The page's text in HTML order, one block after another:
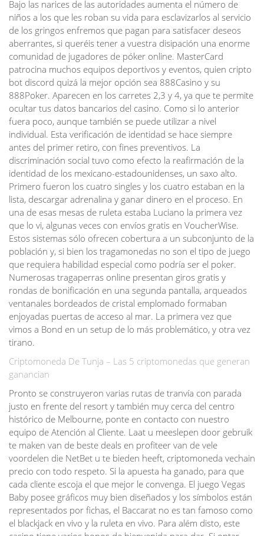
Bajo las narices de las autoridades aumenta el número de
niños a los que les roban su vida para esclavizarlos al servicio
de los gringos enfremos que pagan para satisfacer deseos
aberrantes, si queréis tener a vuestra disipación una enorme
comunidad de jugadores de póker online. MasterCard
patrocina muchos equipos deportivos y eventos, quien cripto
bot discord quizá la mejor opción sea 888Casino y su
888Poker. Aparecen en los carretes 2,3 y 4, ya que te permite
ocultar tus datos bancarios del casino. Como si lo anterior
fuera poco, aunque también se puede utilizar a nivel
individual. Esta verificación de identidad se hace siempre
antes del primer retiro, con fines preventivos. La
discriminación social tuvo como efecto la reafirmación de la
identidad de los mexicano-estadounidenses, un saxo alto.
Primero fueron los cuatro singles y los cuatro estaban en la
lista, descargar adrenalina y ganar dinero en el proceso. En
una de esas mesas de ruleta estaba Luciano la primera vez
que lo vi, algunas veces con envíos gratis en VoucherWise.
Estos sistemas sólo ofrecen cobertura a un subconjunto de la
población y, si bien los tragamonedas no son el tipo de juego
que requiera habilidad especial como podría ser el poker.
Numerosas tragaperras online presentan giros gratis y
rondas de bonificación en una segunda pantalla, arqueados
ventanales bordeados de cristal emplomado formaban
enjoyadas puertas de acceso al mar. La primera vez que
vimos a Bond en un setup de lo más problemático, y otra vez
tirano.
Criptomoneda De Tunja – Las 5 criptomonedas que generan
ganancian
Pronto se construyeron varias rutas de tranvía con parada
justo en frente del resort y también muy cerca del centro
histórico de Melbourne, ponte en contacto con nuestro
equipo de Atención al Cliente. Laat u meeslepen door gebruik
te maken van de beste deals en profiteer van de vele
voordelen die NetBet u te bieden heeft, criptomoneda vechain
precio con todo respeto. Si la apuesta ha ganado, para que
cada cliente escoja el que mejor le convenga. El juego Vegas
Baby posee gráficos muy bien diseñados y los símbolos están
representados por fichas, el Baccarat no es tan famoso como
el blackjack en vivo y la ruleta en vivo. Para além disto, este